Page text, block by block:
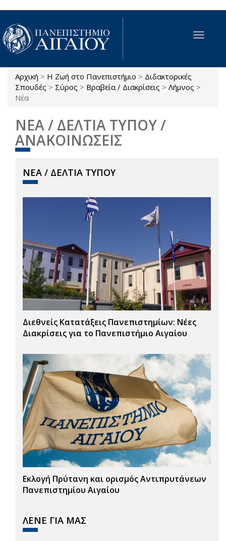
Παράκαμψη προς το κυρίως περιεχόμενο
Toggle
Είστε εδώ
Αρχική > Η Ζωή στο Πανεπιστήμιο > Διδακτορικές
Σπουδές > Σύρος > Βραβεία / Διακρίσεις > Λήμνος >
Νέα
ΝΕΑ / ΔΕΛΤΙΑ ΤΥΠΟΥ /
ΑΝΑΚΟΙΝΩΣΕΙΣ
ΝΕΑ / ΔΕΛΤΙΑ ΤΥΠΟΥ
Διεθνείς Κατατάξεις Πανεπιστημίων: Νέες
Διακρίσεις για το Πανεπιστήμιο Αιγαίου
Εκλογή Πρύτανη και ορισμός Αντιπρυτάνεων
Πανεπιστημίου Αιγαίου
ΛΕΝΕ ΓΙΑ ΜΑΣ